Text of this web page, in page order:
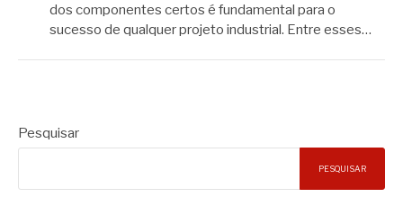
dos componentes certos é fundamental para o
sucesso de qualquer projeto industrial. Entre esses…
Pesquisar
PESQUISAR